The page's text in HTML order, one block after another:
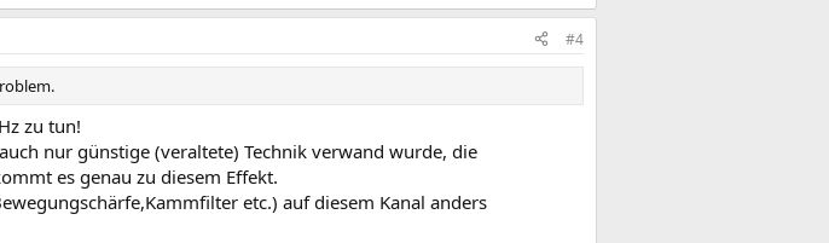
#4
zu tun!
nur günstige (veraltete) Technik verwand wurde, die
es genau zu diesem Effekt.
etc.) auf diesem Kanal anders